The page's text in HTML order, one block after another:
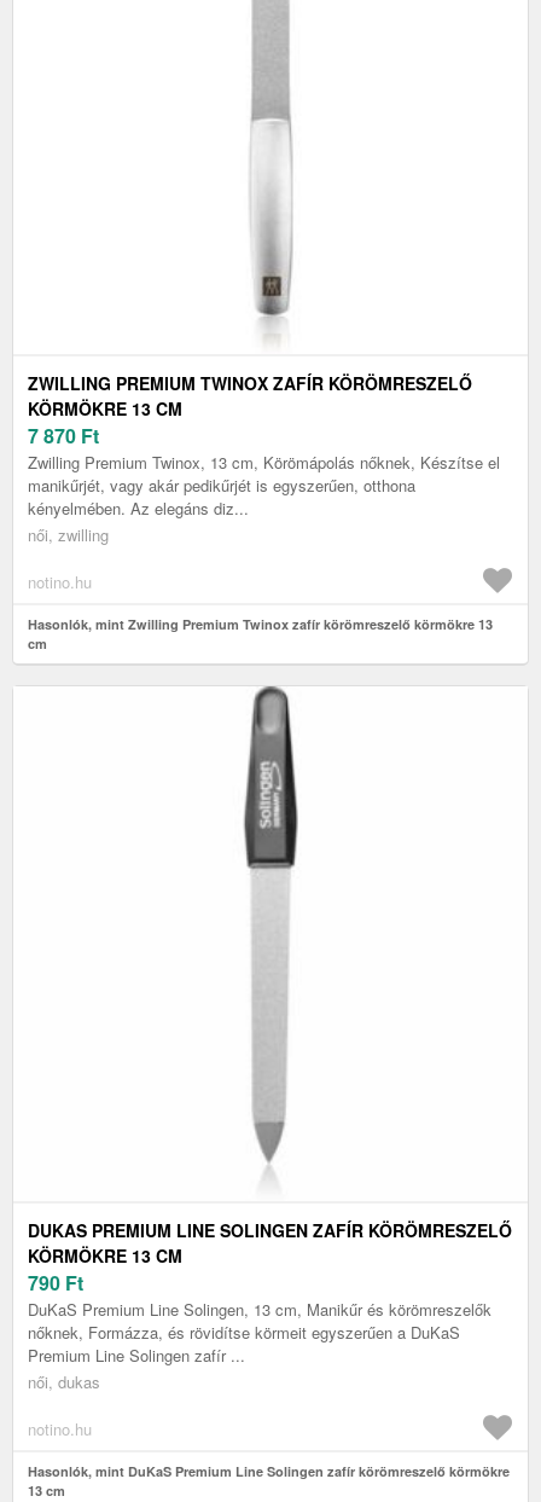
ZWILLING PREMIUM TWINOX ZAFÍR KÖRÖMRESZELŐ
KÖRMÖKRE 13 CM
7 870 Ft
Zwilling Premium Twinox, 13 cm, Körömápolás nőknek, Készítse el
manikűrjét, vagy akár pedikűrjét is egyszerűen, otthona
kényelmében. Az elegáns diz...
női, zwilling
notino.hu
Hasonlók, mint Zwilling Premium Twinox zafír körömreszelő körmökre 13
cm
DUKAS PREMIUM LINE SOLINGEN ZAFÍR KÖRÖMRESZELŐ
KÖRMÖKRE 13 CM
790 Ft
DuKaS Premium Line Solingen, 13 cm, Manikűr és körömreszelők
nőknek, Formázza, és rövidítse körmeit egyszerűen a DuKaS
Premium Line Solingen zafír ...
női, dukas
notino.hu
Hasonlók, mint DuKaS Premium Line Solingen zafír körömreszelő körmökre
13 cm